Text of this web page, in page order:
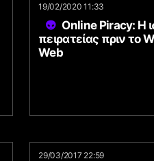
19/02/2020 11:33
Online Piracy: Η
πειρατείας πριν το
Web
29/03/2017 22:59